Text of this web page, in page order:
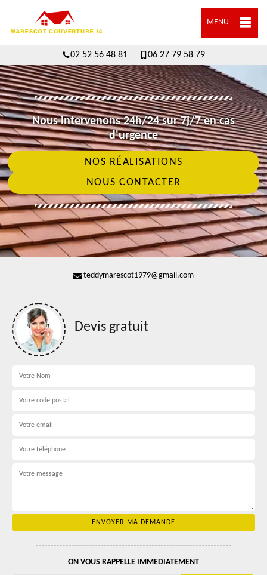
MENU
02 52 56 48 81 06 27 79 58 79
Nous intervenons 24h/24 sur 7j/7 en cas
d'urgence
NOS RÉALISATIONS
NOUS CONTACTER
teddymarescot1979@gmail.com
Devis gratuit
ON VOUS RAPPELLE IMMEDIATEMENT